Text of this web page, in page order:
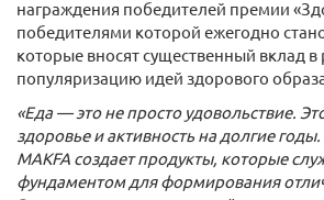
награждения победителей премии
победителями которой ежегодно
которые вносят существенный вклад в
популяризацию идей здорового
«Еда — это не просто удовольствие.
здоровье и активность на долгие
MAKFA создает продукты, которые
фундаментом для формирования